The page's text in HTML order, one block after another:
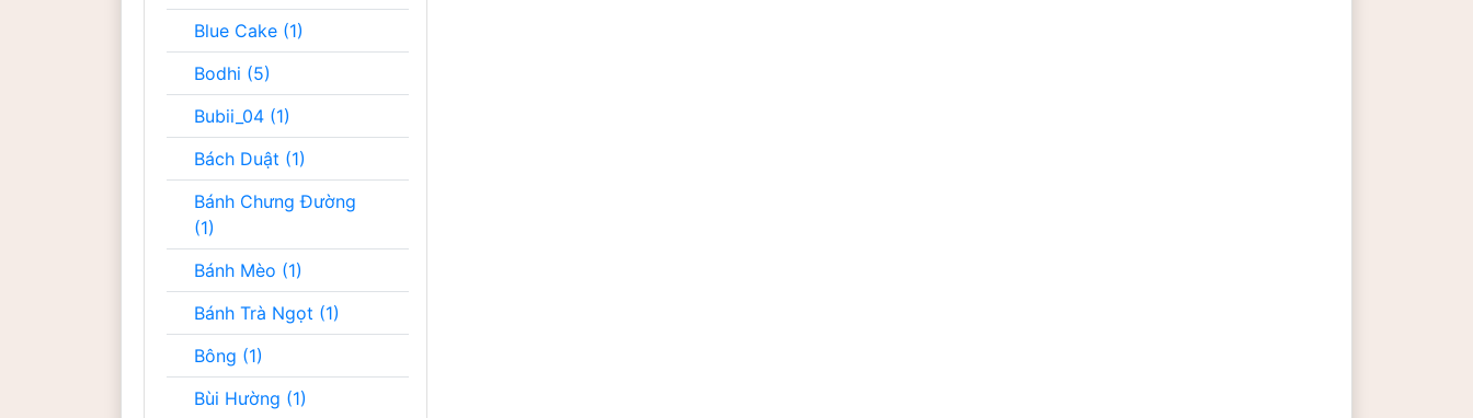
Blue Cake (1)
Bodhi (5)
Bubii_04 (1)
Bách Duật (1)
Bánh Chưng Đường
(1)
Bánh Mèo (1)
Bánh Trà Ngọt (1)
Bông (1)
Bùi Hường (1)